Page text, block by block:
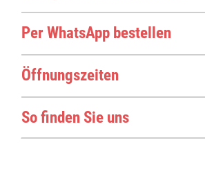
Per WhatsApp bestellen
Öffnungszeiten
So finden Sie uns